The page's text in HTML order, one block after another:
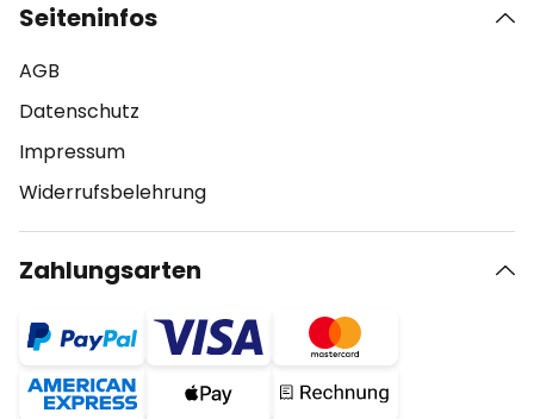
Seiteninfos
AGB
Datenschutz
Impressum
Widerrufsbelehrung
Zahlungsarten